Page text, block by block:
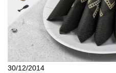
30/12/2014